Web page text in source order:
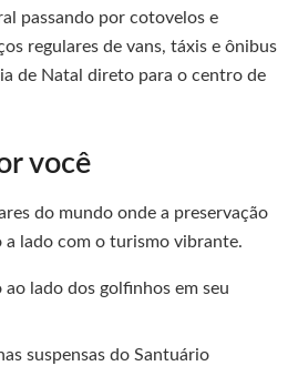
passando por cotovelos e
regulares de vans, táxis e ônibus
de Natal direto para o centro de
você
do mundo onde a preservação
a lado com o turismo vibrante.
ao lado dos golfinhos em seu
suspensas do Santuário